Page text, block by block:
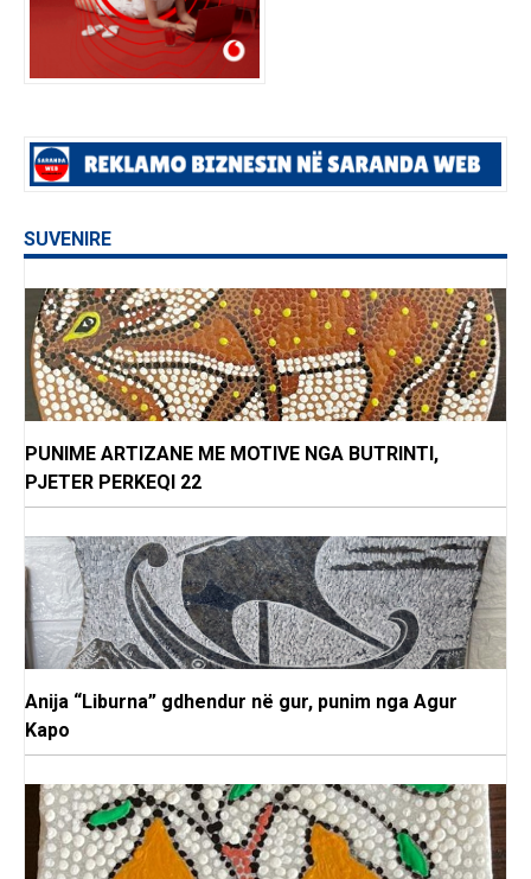
SUVENIRE
PUNIME ARTIZANE ME MOTIVE NGA BUTRINTI,
PJETER PERKEQI 22
Anija “Liburna” gdhendur në gur, punim nga Agur
Kapo